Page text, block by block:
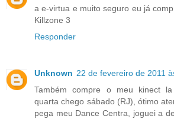
a e-virtua e muito seguro eu já
Killzone 3
Responder
Unknown 22 de fevereiro de 2011
Também compre o meu kinect
quarta chego sábado (RJ), ótimo
pega meu Dance Centra, joguei a